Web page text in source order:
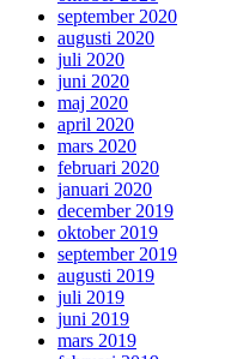
september 2020
augusti 2020
juli 2020
juni 2020
maj 2020
april 2020
mars 2020
februari 2020
januari 2020
december 2019
oktober 2019
september 2019
augusti 2019
juli 2019
juni 2019
mars 2019